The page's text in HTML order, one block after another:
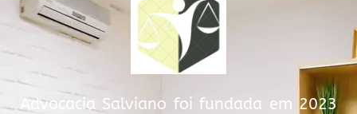
Advocacia Salviano foi fundada em 2023